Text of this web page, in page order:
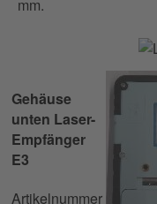
mm.
Gehäuse
unten Laser-
Empfänger
E3
Artikelnummer